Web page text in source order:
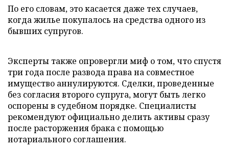
По его словам, это касается даже тех случаев,
когда жилье покупалось на средства одного из
бывших супругов.
Эксперты также опровергли миф о том, что спустя
три года после развода права на совместное
имущество аннулируются. Сделки, проведенные
без согласия второго супруга, могут быть легко
оспорены в судебном порядке. Специалисты
рекомендуют официально делить активы сразу
после расторжения брака с помощью
нотариального соглашения.